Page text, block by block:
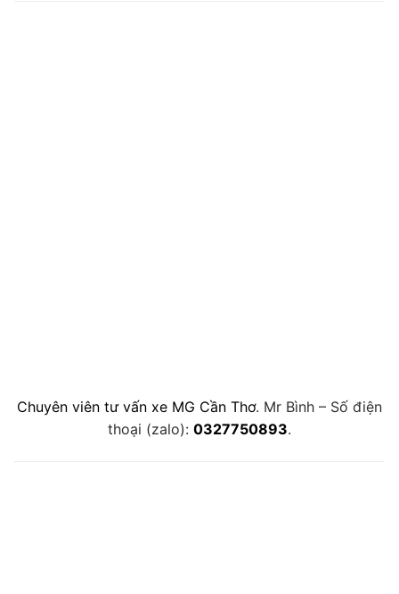
Chuyên viên tư vấn xe MG Cần Thơ. Mr Bình – Số điện
thoại (zalo): 0327750893.